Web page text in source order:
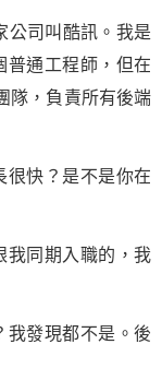
公司叫酷訊。我是
普通工程師，但在
隊，負責所有後端
很快？是不是你在
我同期入職的，我
我發現都不是。後